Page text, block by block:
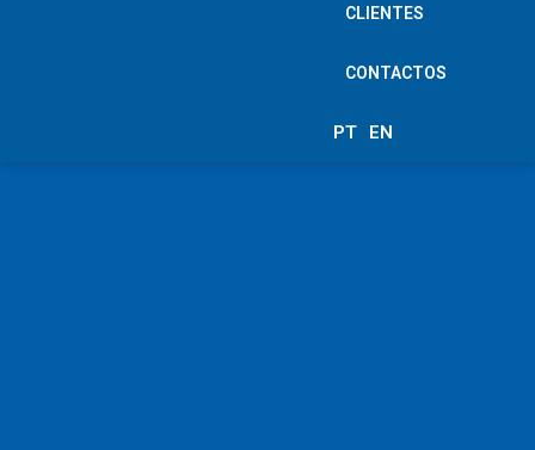
CLIENTES
CONTACTOS
PT EN